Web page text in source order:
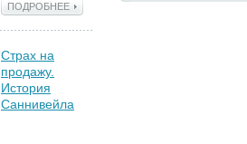
ПОДРОБНЕЕ
Страх на
продажу.
История
Саннивейла